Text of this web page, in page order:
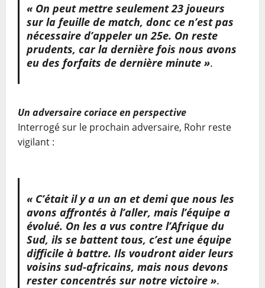
« On peut mettre seulement 23 joueurs
sur la feuille de match, donc ce n’est pas
nécessaire d’appeler un 25e. On reste
prudents, car la dernière fois nous avons
eu des forfaits de dernière minute ».
Un adversaire coriace en perspective
Interrogé sur le prochain adversaire, Rohr reste
vigilant :
« C’était il y a un an et demi que nous les
avons affrontés à l’aller, mais l’équipe a
évolué. On les a vus contre l’Afrique du
Sud, ils se battent tous, c’est une équipe
difficile à battre. Ils voudront aider leurs
voisins sud-africains, mais nous devons
rester concentrés sur notre victoire ».